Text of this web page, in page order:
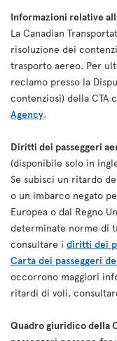
Informazioni relative
La Canadian
risoluzione dei
trasporto aereo. Per
reclamo presso la
contenziosi) della CTA
Agency.
Diritti dei passeggeri
(disponibile solo in
Se subisci un ritardo
o un imbarco negato
Europea o dal Regno
determinate norme di
consultare i diritti dei
Carta dei passeggeri
occorrono maggiori
ritardi di voli,
Quadro giuridico della